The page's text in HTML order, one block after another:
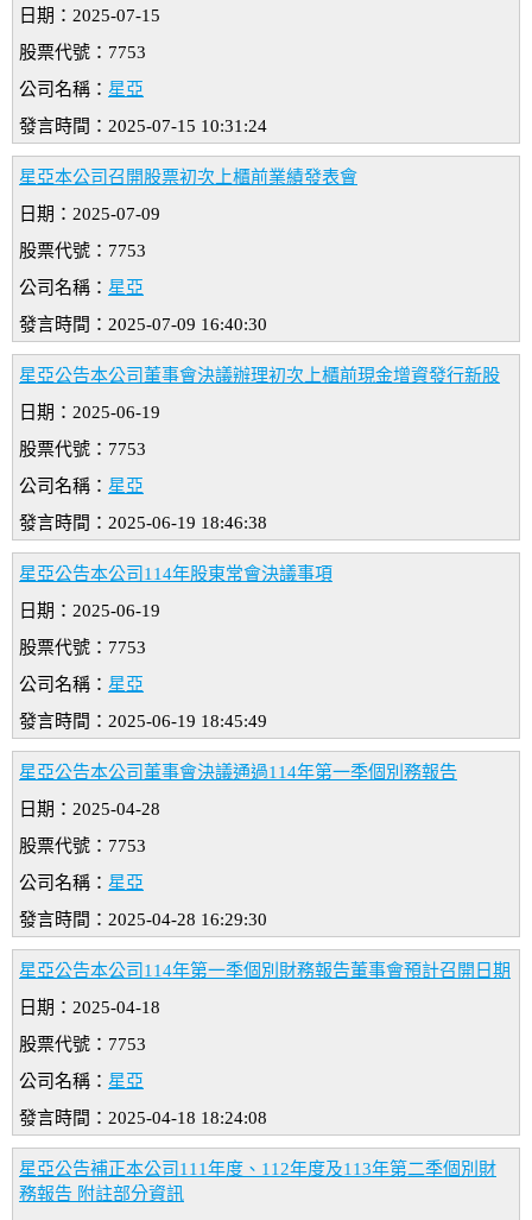
日期：2025-07-15
股票代號：7753
公司名稱： 星亞
發言時間：2025-07-15 10:31:24
星亞本公司召開股票初次上櫃前業績發表會
日期：2025-07-09
股票代號：7753
公司名稱： 星亞
發言時間：2025-07-09 16:40:30
星亞公告本公司董事會決議辦理初次上櫃前現金增資發行新股
日期：2025-06-19
股票代號：7753
公司名稱： 星亞
發言時間：2025-06-19 18:46:38
星亞公告本公司114年股東常會決議事項
日期：2025-06-19
股票代號：7753
公司名稱： 星亞
發言時間：2025-06-19 18:45:49
星亞公告本公司董事會決議通過114年第一季個別務報告
日期：2025-04-28
股票代號：7753
公司名稱： 星亞
發言時間：2025-04-28 16:29:30
星亞公告本公司114年第一季個別財務報告董事會預計召開日期
日期：2025-04-18
股票代號：7753
公司名稱： 星亞
發言時間：2025-04-18 18:24:08
星亞公告補正本公司111年度、112年度及113年第二季個別財
務報告 附註部分資訊